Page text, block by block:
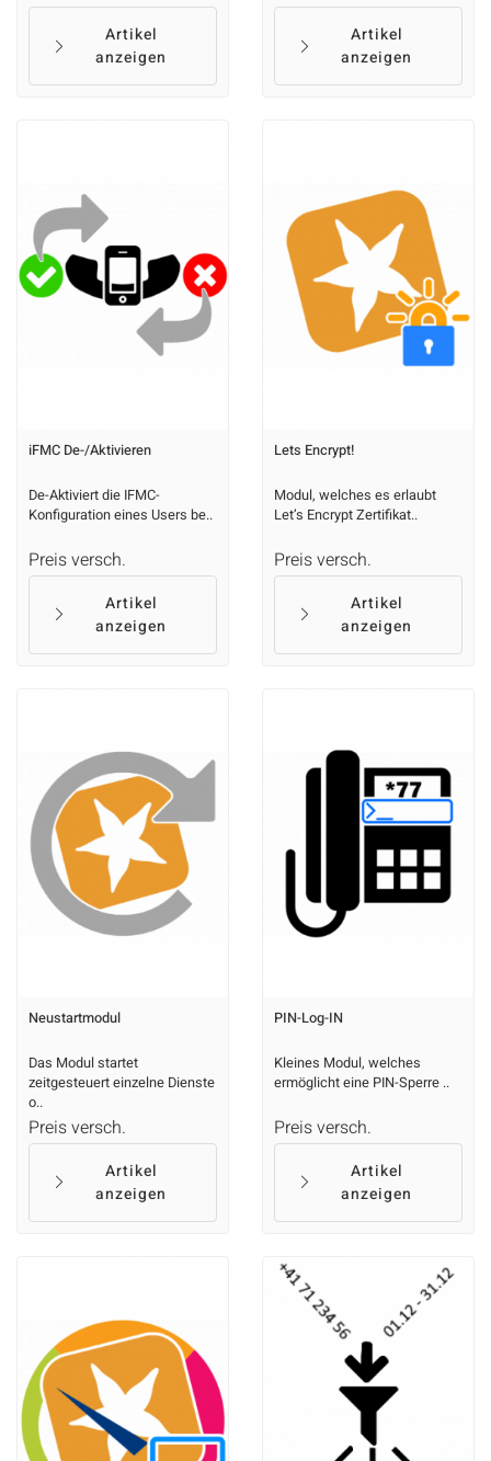
Artikel
anzeigen
Artikel
anzeigen
iFMC De-/Aktivieren
De-Aktiviert die IFMC-
Konfiguration eines Users be..
Preis versch.
Artikel
anzeigen
Lets Encrypt!
Modul, welches es erlaubt
Let’s Encrypt Zertifikat..
Preis versch.
Artikel
anzeigen
Neustartmodul
Das Modul startet
zeitgesteuert einzelne Dienste
o..
Preis versch.
Artikel
anzeigen
PIN-Log-IN
Kleines Modul, welches
ermöglicht eine PIN-Sperre ..
Preis versch.
Artikel
anzeigen